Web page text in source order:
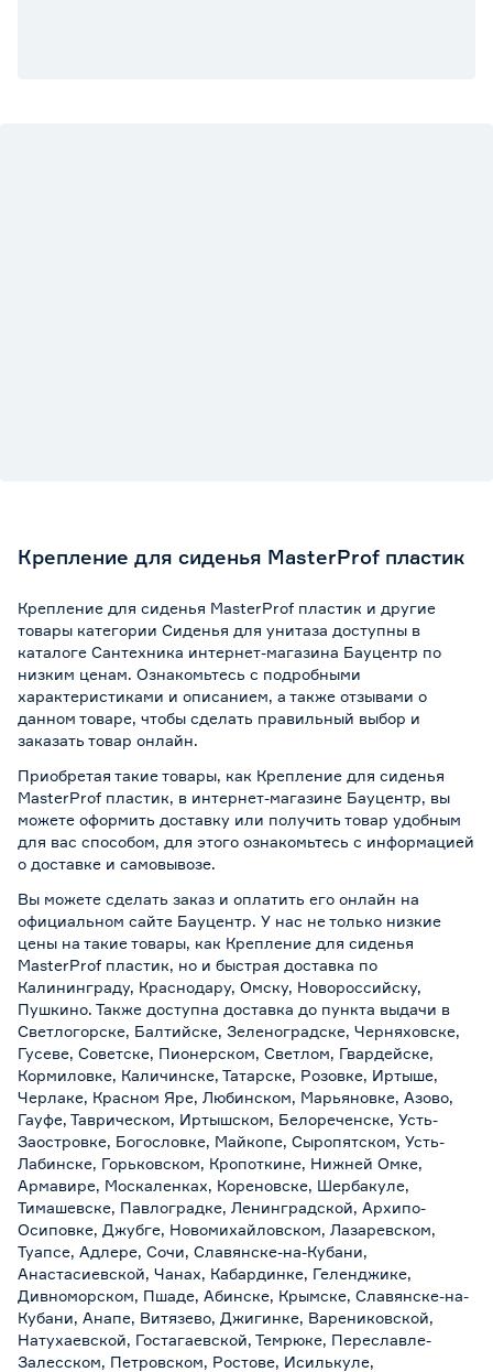
Крепление для сиденья MasterProf пластик
Крепление для сиденья MasterProf пластик и другие
товары категории Сиденья для унитаза доступны в
каталоге Сантехника интернет-магазина Бауцентр по
низким ценам. Ознакомьтесь с подробными
характеристиками и описанием, а также отзывами о
данном товаре, чтобы сделать правильный выбор и
заказать товар онлайн.
Приобретая такие товары, как Крепление для сиденья
MasterProf пластик, в интернет-магазине Бауцентр, вы
можете оформить доставку или получить товар удобным
для вас способом, для этого ознакомьтесь с информацией
о доставке и самовывозе.
Вы можете сделать заказ и оплатить его онлайн на
официальном сайте Бауцентр. У нас не только низкие
цены на такие товары, как Крепление для сиденья
MasterProf пластик, но и быстрая доставка по
Калининграду, Краснодару, Омску, Новороссийску,
Пушкино. Также доступна доставка до пункта выдачи в
Светлогорске, Балтийске, Зеленоградске, Черняховске,
Гусеве, Советске, Пионерском, Светлом, Гвардейске,
Кормиловке, Каличинске, Татарске, Розовке, Иртыше,
Черлаке, Красном Яре, Любинском, Марьяновке, Азово,
Гауфе, Таврическом, Иртышском, Белореченске, Усть-
Заостровке, Богословке, Майкопе, Сыропятском, Усть-
Лабинске, Горьковском, Кропоткине, Нижней Омке,
Армавире, Москаленках, Кореновске, Шербакуле,
Тимашевске, Павлоградке, Ленинградской, Архипо-
Осиповке, Джубге, Новомихайловском, Лазаревском,
Туапсе, Адлере, Сочи, Славянске-на-Кубани,
Анастасиевской, Чанах, Кабардинке, Геленджике,
Дивноморском, Пшаде, Абинске, Крымске, Славянске-на-
Кубани, Анапе, Витязево, Джигинке, Варениковской,
Натухаевской, Гостагаевской, Темрюке, Переславле-
Залесском, Петровском, Ростове, Исилькуле,